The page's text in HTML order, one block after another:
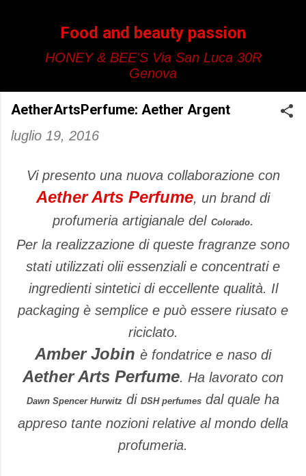
Food and beauty passion
HONEY & BEE'S Via San Luca 30R
Genova
AetherArtsPerfume: Aether Argent
luglio 19, 2016
Vi presento una nuova collaborazione con
Aether Arts Perfume, un brand di
profumeria artigianale del Colorado.
Per la realizzazione di queste fragranze sono
stati utilizzati olii essenziali e concentrati e
ingredienti sintetici di eccellente qualità. Il
packaging è semplice e può essere riusato e
riciclato.
Amber Jobin è fondatrice e naso di
Aether Arts Perfume. Ha lavorato con
Dawn Spencer Hurwitz di DSH perfumes dal quale ha
appreso tante nozioni relative al mondo della
profumeria.